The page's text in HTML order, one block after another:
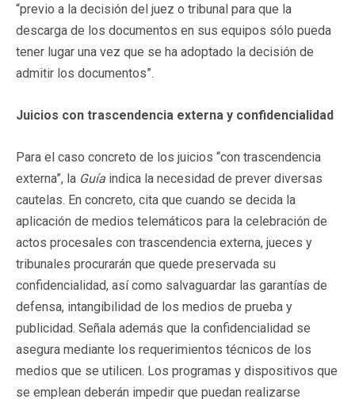
“previo a la decisión del juez o tribunal para que la
descarga de los documentos en sus equipos sólo pueda
tener lugar una vez que se ha adoptado la decisión de
admitir los documentos”.
Juicios con trascendencia externa y confidencialidad
Para el caso concreto de los juicios “con trascendencia
externa”, la Guía indica la necesidad de prever diversas
cautelas. En concreto, cita que cuando se decida la
aplicación de medios telemáticos para la celebración de
actos procesales con trascendencia externa, jueces y
tribunales procurarán que quede preservada su
confidencialidad, así como salvaguardar las garantías de
defensa, intangibilidad de los medios de prueba y
publicidad. Señala además que la confidencialidad se
asegura mediante los requerimientos técnicos de los
medios que se utilicen. Los programas y dispositivos que
se emplean deberán impedir que puedan realizarse